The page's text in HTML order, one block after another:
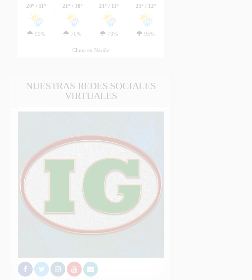
20º / 11º
91%
21º / 10º
70%
21º / 11º
73%
21º / 12º
95%
Clima en Nariño
NUESTRAS REDES SOCIALES
VIRTUALES